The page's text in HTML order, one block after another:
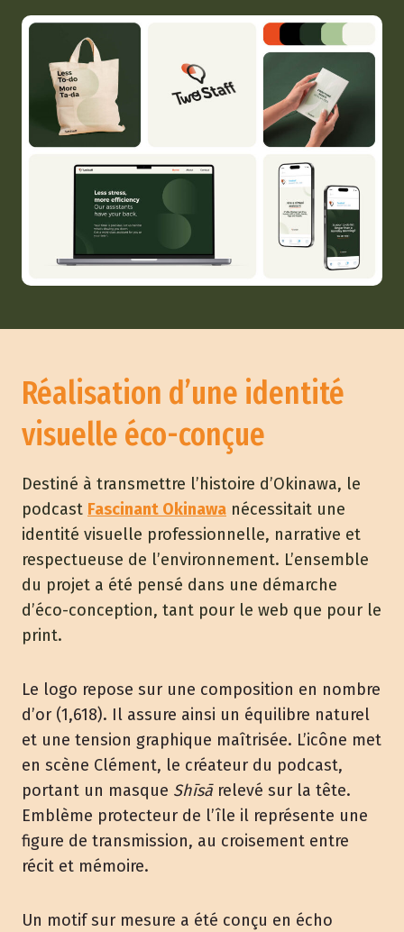
Réalisation d’une identité
visuelle éco-conçue
Destiné à transmettre l’histoire d’Okinawa, le
podcast Fascinant Okinawa nécessitait une
identité visuelle professionnelle, narrative et
respectueuse de l’environnement. L’ensemble
du projet a été pensé dans une démarche
d’éco-conception, tant pour le web que pour le
print.
Le logo repose sur une composition en nombre
d’or (1,618). Il assure ainsi un équilibre naturel
et une tension graphique maîtrisée. L’icône met
en scène Clément, le créateur du podcast,
portant un masque Shīsārelevé sur la tête.
Emblème protecteur de l’île il représente une
figure de transmission, au croisement entre
récit et mémoire.
Un motif sur mesure a été conçu en écho